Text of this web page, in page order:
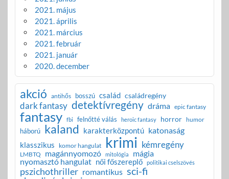
2021. május
2021. április
2021. március
2021. február
2021. január
2020. december
akció antihős bosszú család családregény
dark fantasy detektívregény dráma epic fantasy
fantasy fbi felnőtté válás heroic fantasy horror humor
háború kaland karakterközpontú katonaság
klasszikus komor hangulat krimi kémregény
LMBTQ magánnyomozó mitológia mágia
nyomasztó hangulat női főszereplő politikai cselszövés
pszichothriller romantikus sci-fi